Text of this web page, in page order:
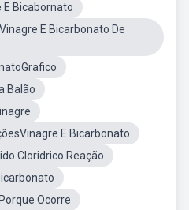
E Bicabornato
E Bicarbonato De
Balão
E Bicarbonato
Cloridrico Reação
Ocorre